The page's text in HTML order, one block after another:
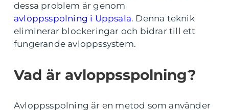
dessa problem är genom
avloppsspolning i Uppsala. Denna teknik
eliminerar blockeringar och bidrar till ett
fungerande avloppssystem.
Vad är avloppsspolning?
Avloppsspolning är en metod som använder